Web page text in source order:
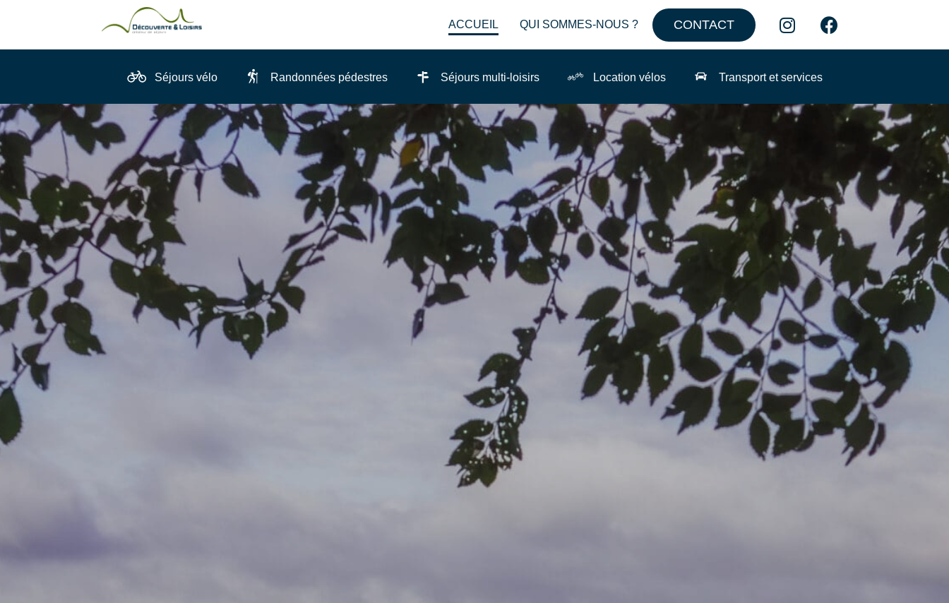
ACCUEIL QUI SOMMES-NOUS ? CONTACT
Séjours vélo Randonnées pédestres Séjours multi-loisirs Location vélos Transport et services